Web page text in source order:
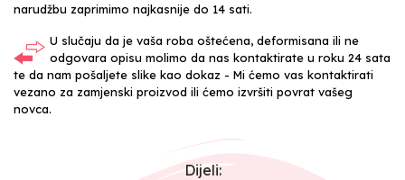
narudžbu zaprimimo najkasnije do 14 sati.
U slučaju da je vaša roba oštećena, deformisana ili ne
odgovara opisu molimo da nas kontaktirate u roku 24 sata
te da nam pošaljete slike kao dokaz - Mi ćemo vas kontaktirati
vezano za zamjenski proizvod ili ćemo izvršiti povrat vašeg
novca.
Dijeli: